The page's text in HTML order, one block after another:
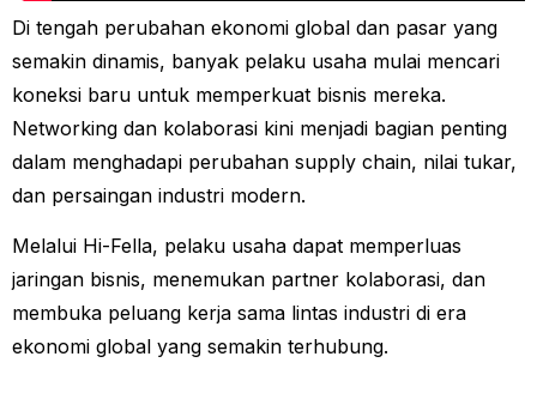
Di tengah perubahan ekonomi global dan pasar yang
semakin dinamis, banyak pelaku usaha mulai mencari
koneksi baru untuk memperkuat bisnis mereka.
Networking dan kolaborasi kini menjadi bagian penting
dalam menghadapi perubahan supply chain, nilai tukar,
dan persaingan industri modern.
Melalui Hi-Fella, pelaku usaha dapat memperluas
jaringan bisnis, menemukan partner kolaborasi, dan
membuka peluang kerja sama lintas industri di era
ekonomi global yang semakin terhubung.